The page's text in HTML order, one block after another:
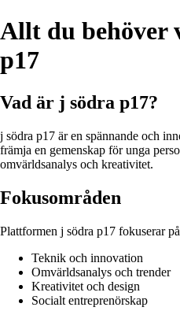
Allt du behöver
p17
Vad är j södra p17?
j södra p17 är en spännande och
främja en gemenskap för unga
omvärldsanalys och kreativitet.
Fokusområden
Plattformen j södra p17 fokuserar
Teknik och innovation
Omvärldsanalys och trender
Kreativitet och design
Socialt entreprenörskap